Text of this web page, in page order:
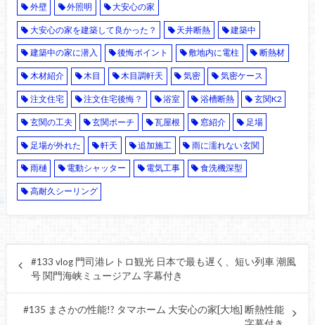
外壁 外照明 大安心の家
大安心の家を建築して良かった？ 天井断熱 建築中
建築中の家に潜入 後悔ポイント 敷地内に電柱 断熱材
木材紹介 木目 木目調軒天 気密 気密ケース
注文住宅 注文住宅後悔？ 浴室 浴槽断熱 玄関K2
玄関の工夫 玄関ポーチ 瓦屋根 窓紹介 足場
足場が外れた 軒天 追加施工 雨に濡れない玄関
雨樋 電動シャッター 電気工事 食洗機深型
高耐久シーリング
#133 vlog 門司港レトロ観光 日本で最も遅く、短い列車 潮風
号 関門海峡ミュージアム 字幕付き
#135 まさかの性能!? タマホーム 大安心の家[大地] 断熱性能